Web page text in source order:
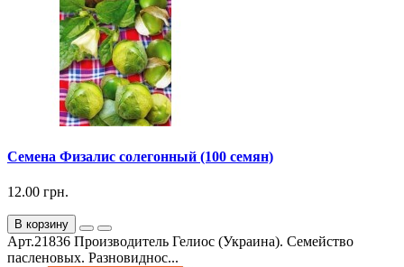
Семена Физалис солегонный (100 семян)
12.00 грн.
В корзину
Арт.21836 Производитель Гелиос (Украина). Семейство
пасленовых. Разновиднос...